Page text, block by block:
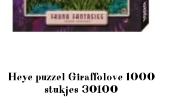
Heye puzzel Giraffolove 1000
stukjes 30100